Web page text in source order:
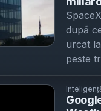
AI
după
urcat
peste